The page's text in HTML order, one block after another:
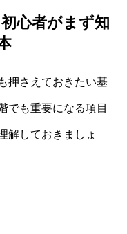
心者がまず知
押さえておきたい基
でも重要になる項目
解しておきましょ